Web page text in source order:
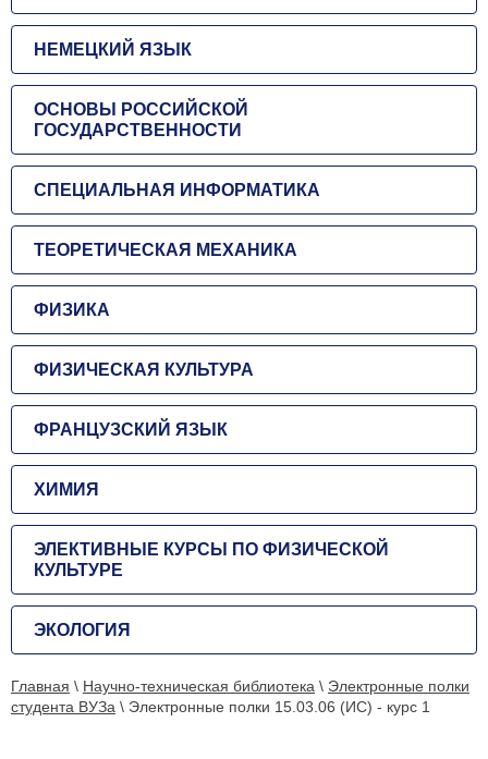
НЕМЕЦКИЙ ЯЗЫК
ОСНОВЫ РОССИЙСКОЙ
ГОСУДАРСТВЕННОСТИ
СПЕЦИАЛЬНАЯ ИНФОРМАТИКА
ТЕОРЕТИЧЕСКАЯ МЕХАНИКА
ФИЗИКА
ФИЗИЧЕСКАЯ КУЛЬТУРА
ФРАНЦУЗСКИЙ ЯЗЫК
ХИМИЯ
ЭЛЕКТИВНЫЕ КУРСЫ ПО ФИЗИЧЕСКОЙ
КУЛЬТУРЕ
ЭКОЛОГИЯ
Главная \ Научно-техническая библиотека \ Электронные полки
студента ВУЗа \ Электронные полки 15.03.06 (ИС) - курс 1